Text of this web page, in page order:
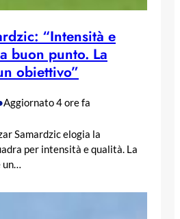
“Intensità e
buon punto. La
obiettivo”
Aggiornato 4 ore fa
Samardzic elogia la
per intensità e qualità. La
un…